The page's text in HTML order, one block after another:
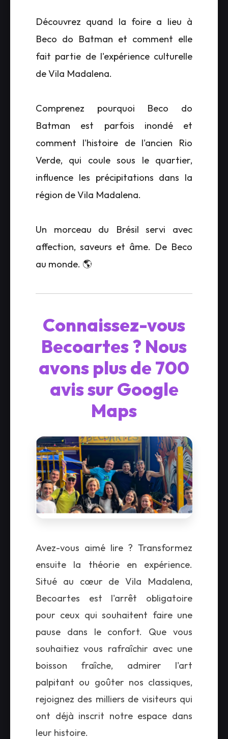
Découvrez quand la foire a lieu à
Beco do Batman et comment elle
fait partie de l'expérience culturelle
de Vila Madalena.
Comprenez pourquoi Beco do
Batman est parfois inondé et
comment l'histoire de l'ancien Rio
Verde, qui coule sous le quartier,
influence les précipitations dans la
région de Vila Madalena.
Un morceau du Brésil servi avec
affection, saveurs et âme. De Beco
au monde. 🌎
Connaissez-vous
Becoartes ? Nous
avons plus de 700
avis sur Google
Maps
Avez-vous aimé lire ? Transformez
ensuite la théorie en expérience.
Situé au cœur de Vila Madalena,
Becoartes est l'arrêt obligatoire
pour ceux qui souhaitent faire une
pause dans le confort. Que vous
souhaitiez vous rafraîchir avec une
boisson fraîche, admirer l'art
palpitant ou goûter nos classiques,
rejoignez des milliers de visiteurs qui
ont déjà inscrit notre espace dans
leur histoire.